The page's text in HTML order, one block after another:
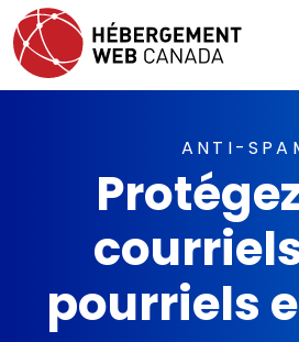
ANTI-
pourriels